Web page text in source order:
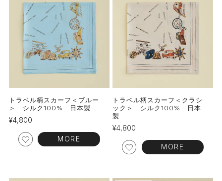
トラベル柄スカーフ＜ブルー
＞ シルク100% 日本製
¥4,800
MORE
トラベル柄スカーフ＜クラシ
ック＞ シルク100% 日本
製
¥4,800
MORE